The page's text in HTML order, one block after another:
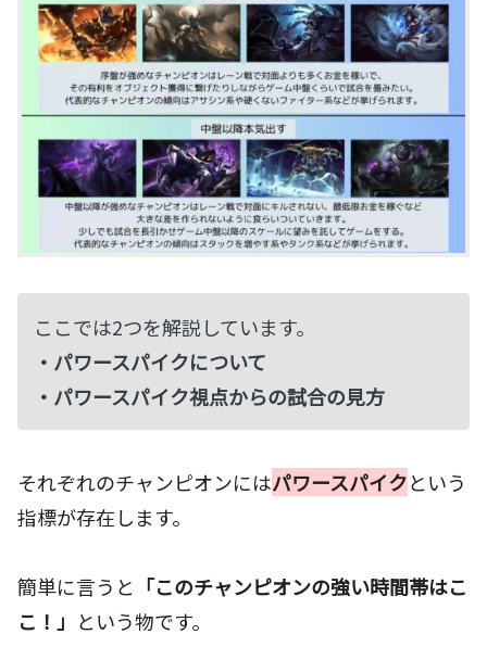
ここでは2つを解説しています。
・パワースパイクについて
・パワースパイク視点からの試合の見方
それぞれのチャンピオンにはパワースパイクという
指標が存在します。
簡単に言うと 「このチャンピオンの強い時間帯はこ
こ！」 という物です。